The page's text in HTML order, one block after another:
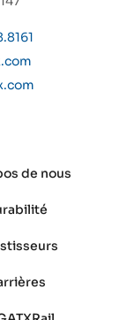
de nous